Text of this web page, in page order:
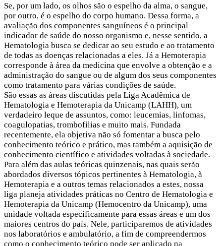
Se, por um lado, os olhos são o espelho da alma, o sangue,
por outro, é o espelho do corpo humano. Dessa forma, a
avaliação dos componentes sanguíneos é o principal
indicador de saúde do nosso organismo e, nesse sentido, a
Hematologia busca se dedicar ao seu estudo e ao tratamento
de todas as doenças relacionadas a eles. Já a Hemoterapia
corresponde à área da medicina que envolve a obtenção e a
administração do sangue ou de algum dos seus componentes
como tratamento para várias condições de saúde.
São essas as áreas discutidas pela Liga Acadêmica de
Hematologia e Hemoterapia da Unicamp (LAHH), um
verdadeiro leque de assuntos, como: leucemias, linfomas,
coagulopatias, trombofilias e muito mais. Fundada
recentemente, ela objetiva não só fomentar a busca pelo
conhecimento teórico e prático, mas também a aquisição de
conhecimento científico e atividades voltadas à sociedade.
Para além das aulas teóricas quinzenais, nas quais serão
abordados diversos tópicos pertinentes à Hematologia, à
Hemoterapia e a outros temas relacionados a estes, nossa
liga planeja atividades práticas no Centro de Hematologia e
Hemoterapia da Unicamp (Hemocentro da Unicamp), uma
unidade voltada especificamente para essas áreas e um dos
maiores centros do país. Nele, participaremos de atividades
nos laboratórios e ambulatório, a fim de compreendermos
como o conhecimento teórico pode ser aplicado na